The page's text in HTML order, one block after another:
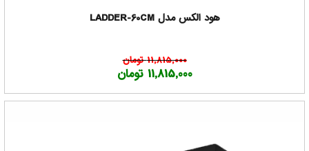
هود الکس مدل LADDER-60CM
11,815,000 تومان
11,815,000 تومان